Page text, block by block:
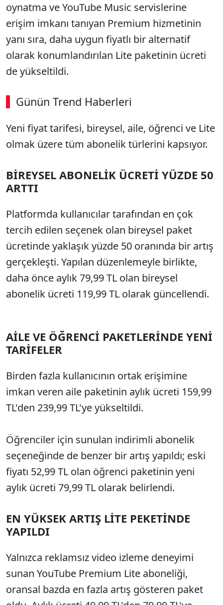
oynatma ve YouTube Music servislerine
erişim imkanı tanıyan Premium hizmetinin
yanı sıra, daha uygun fiyatlı bir alternatif
olarak konumlandırılan Lite paketinin ücreti
de yükseltildi.
Günün Trend Haberleri
00:02 / 08:15
Sesi Aç
Yeni fiyat tarifesi, bireysel, aile, öğrenci ve Lite
olmak üzere tüm abonelik türlerini kapsıyor.
BİREYSEL ABONELİK ÜCRETİ YÜZDE 50
ARTTI
Platformda kullanıcılar tarafından en çok
tercih edilen seçenek olan bireysel paket
ücretinde yaklaşık yüzde 50 oranında bir artış
gerçekleşti. Yapılan düzenlemeyle birlikte,
daha önce aylık 79,99 TL olan bireysel
abonelik ücreti 119,99 TL olarak güncellendi.
AİLE VE ÖĞRENCİ PAKETLERİNDE YENİ
TARİFELER
Birden fazla kullanıcının ortak erişimine
imkan veren aile paketinin aylık ücreti 159,99
TL'den 239,99 TL'ye yükseltildi.
Öğrenciler için sunulan indirimli abonelik
seçeneğinde de benzer bir artış yapıldı; eski
fiyatı 52,99 TL olan öğrenci paketinin yeni
aylık ücreti 79,99 TL olarak belirlendi.
EN YÜKSEK ARTIŞ LİTE PEKETİNDE
YAPILDI
Yalnızca reklamsız video izleme deneyimi
sunan YouTube Premium Lite aboneliği,
oransal bazda en fazla artış gösteren paket